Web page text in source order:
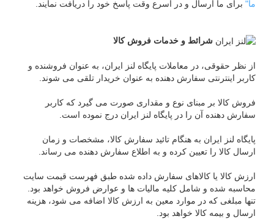
ما" برای ما ارسال و در اسرع وقت پاسخ خود را دریافت نمایند.
شرائط و خدمات فروش کالا
از نظر حقوقی، در معاملات پایگاه لنز ایران، به عنوان فروشنده و
کاربر اینترنتی سفارش دهنده به عنوان خریدار تلقی می شوند.
فروش کالا بر مبنای نوع و مقداری صورت می گیرد که کاربر
سفارش دهنده آن را در پایگاه لنز ایران درج نموده است.
پایگاه لنز ایران به هنگام تائید سفارش کالا، مشخصات و زمان
ارسال کالا را تعیین کرده و به اطلاع سفارش دهنده می رساند.
ارزش کالا یا کالاهای سفارش داده شده طبق فهرست قیمت سایت
محاسبه شده و شامل کلیه مالیات ها و عوارض فروش خواهد بود.
تنها مبلغی که در موارد معین به ارزش کالا اضافه می شود، هزینه
ارسال و بیمه کالا خواهد بود.